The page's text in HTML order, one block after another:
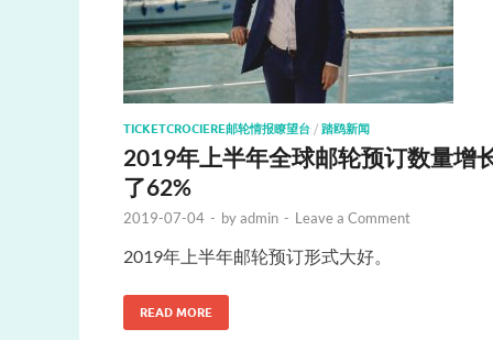
TICKETCROCIERE邮轮情报瞭望台 / 踏鸥新闻
2019年上半年全球邮轮预订数量增
了62%
2019-07-04 - byadmin - Leave a Comment
2019年上半年邮轮预订形式大好。
READ MORE